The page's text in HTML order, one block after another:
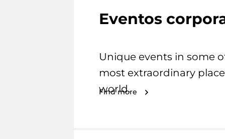
Eventos
Unique events in some
most extraordinary
world.
Find more